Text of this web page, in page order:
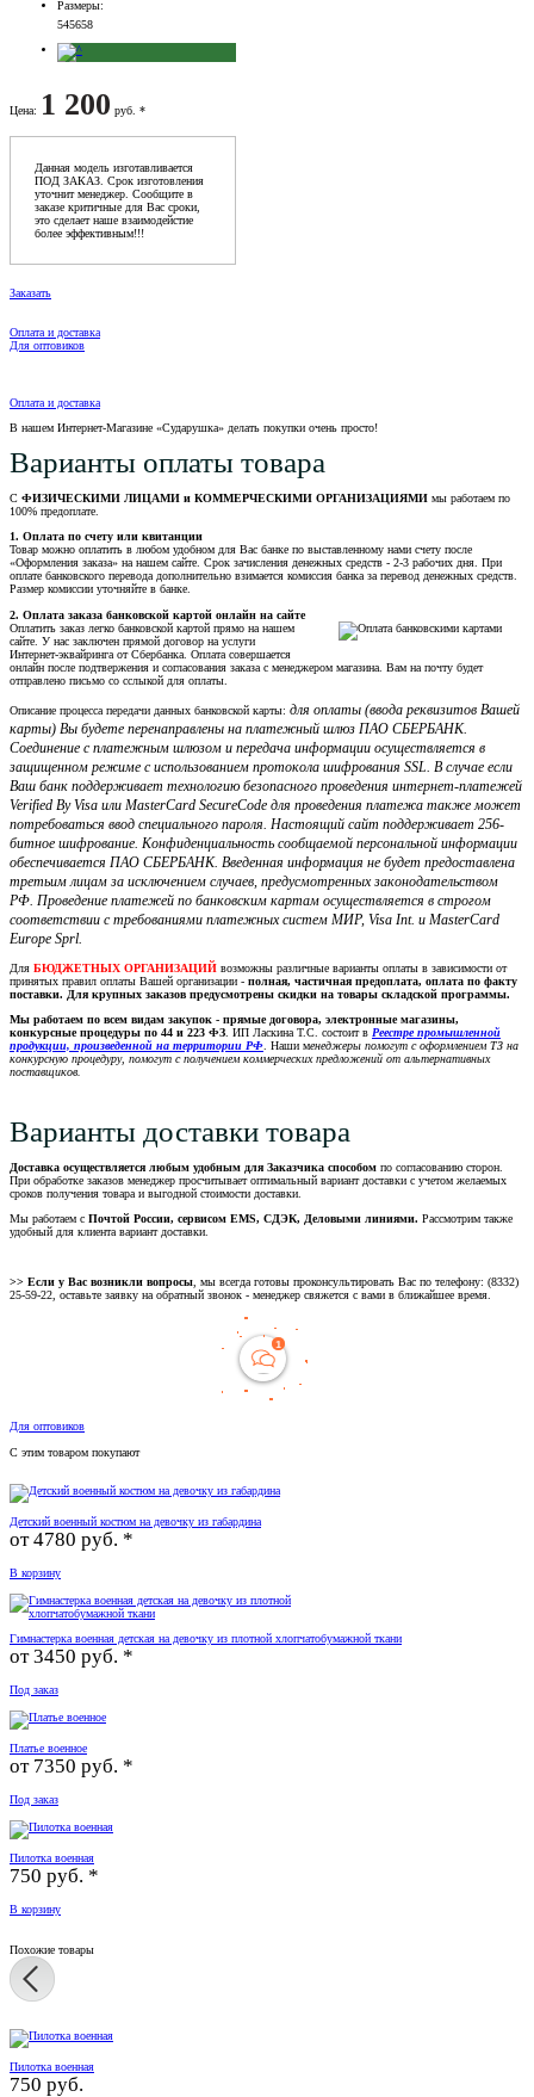
Размеры:
545658
Цена: 1 200 руб. *
Данная модель изготавливается
ПОД ЗАКАЗ. Срок изготовления
уточнит менеджер. Сообщите в
заказе критичные для Вас сроки,
это сделает наше взаимодейстие
более эффективным!!!
Заказать
Оплата и доставка
Для оптовиков
Оплата и доставка
В нашем Интернет-Магазине «Сударушка» делать покупки очень просто!
Варианты оплаты товара
С ФИЗИЧЕСКИМИ ЛИЦАМИ и КОММЕРЧЕСКИМИ ОРГАНИЗАЦИЯМИ мы работаем по
100% предоплате.
1. Оплата по счету или квитанции
Товар можно оплатить в любом удобном для Вас банке по выставленному нами счету после
«Оформления заказа» на нашем сайте. Срок зачисления денежных средств - 2-3 рабочих дня. При
оплате банковского перевода дополнительно взимается комиссия банка за перевод денежных средств.
Размер комиссии уточняйте в банке.
2. Оплата заказа банковской картой онлайн на сайте
Оплатить заказ легко банковской картой прямо на нашем
сайте. У нас заключен прямой договор на услуги
Интернет-эквайринга от Сбербанка. Оплата совершается
онлайн после подтвержения и согласования заказа с менеджером магазина. Вам на почту будет
отправлено письмо со сслыкой для оплаты.
Описание процесса передачи данных банковской карты: для оплаты (ввода реквизитов Вашей
карты) Вы будете перенаправлены на платежный шлюз ПАО СБЕРБАНК.
Соединение с платежным шлюзом и передача информации осуществляется в
защищенном режиме с использованием протокола шифрования SSL. В случае если
Ваш банк поддерживает технологию безопасного проведения интернет-платежей
Verified By Visa или MasterCard SecureCode для проведения платежа также может
потребоваться ввод специального пароля. Настоящий сайт поддерживает 256-
битное шифрование. Конфиденциальность сообщаемой персональной информации
обеспечивается ПАО СБЕРБАНК. Введенная информация не будет предоставлена
третьим лицам за исключением случаев, предусмотренных законодательством
РФ. Проведение платежей по банковским картам осуществляется в строгом
соответствии с требованиями платежных систем МИР, Visa Int. и MasterCard
Europe Sprl.
Для БЮДЖЕТНЫХ ОРГАНИЗАЦИЙ возможны различные варианты оплаты в зависимости от
принятых правил оплаты Вашей организации - полная, частичная предоплата, оплата по факту
поставки. Для крупных заказов предусмотрены скидки на товары складской программы.
Мы работаем по всем видам закупок - прямые договора, электронные магазины,
конкурсные процедуры по 44 и 223 ФЗ. ИП Ласкина Т.С. состоит в Реестре промышленной
продукции, произведенной на территории РФ. Наши менеджеры помогут с оформлением ТЗ на
конкурсную процедуру, помогут с получением коммерческих предложений от альтернативных
поставщиков.
Варианты доставки товара
Доставка осуществляется любым удобным для Заказчика способом по согласованию сторон.
При обработке заказов менеджер просчитывает оптимальный вариант доставки с учетом желаемых
сроков получения товара и выгодной стоимости доставки.
Мы работаем с Почтой России, сервисом EMS, СДЭК, Деловыми линиями. Рассмотрим также
удобный для клиента вариант доставки.
>> Если у Вас возникли вопросы, мы всегда готовы проконсультировать Вас по телефону: (8332)
25-59-22, оставьте заявку на обратный звонок - менеджер свяжется с вами в ближайшее время.
Для оптовиков
С этим товаром покупают
Детский военный костюм на девочку из габардина
от4780 руб. *
В корзину
Гимнастерка военная детская на девочку из плотной хлопчатобумажной ткани
от3450 руб. *
Под заказ
Платье военное
от 7350 руб. *
Под заказ
Пилотка военная
750 руб. *
В корзину
Похожие товары
Пилотка военная
750 руб.